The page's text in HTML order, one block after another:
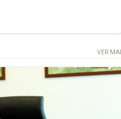
VER